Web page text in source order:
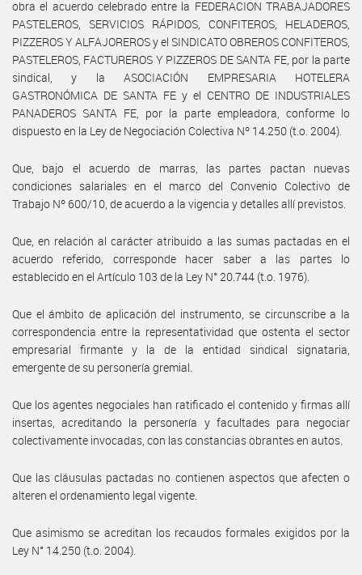
obra el acuerdo celebrado entre la FEDERACION TRABAJADORES
PASTELEROS, SERVICIOS RÁPIDOS, CONFITEROS, HELADEROS,
PIZZEROS Y ALFAJOREROS y el SINDICATO OBREROS CONFITEROS,
PASTELEROS, FACTUREROS Y PIZZEROS DE SANTA FE, por la parte
sindical, y la ASOCIACIÓN EMPRESARIA HOTELERA
GASTRONÓMICA DE SANTA FE y el CENTRO DE INDUSTRIALES
PANADEROS SANTA FE, por la parte empleadora, conforme lo
dispuesto en la Ley de Negociación Colectiva Nº 14.250 (t.o. 2004).
Que, bajo el acuerdo de marras, las partes pactan nuevas
condiciones salariales en el marco del Convenio Colectivo de
Trabajo Nº 600/10, de acuerdo a la vigencia y detalles allí previstos.
Que, en relación al carácter atribuido a las sumas pactadas en el
acuerdo referido, corresponde hacer saber a las partes lo
establecido en el Artículo 103 de la Ley N° 20.744 (t.o. 1976).
Que el ámbito de aplicación del instrumento, se circunscribe a la
correspondencia entre la representatividad que ostenta el sector
empresarial firmante y la de la entidad sindical signataria,
emergente de su personería gremial.
Que los agentes negociales han ratificado el contenido y firmas allí
insertas, acreditando la personería y facultades para negociar
colectivamente invocadas, con las constancias obrantes en autos.
Que las cláusulas pactadas no contienen aspectos que afecten o
alteren el ordenamiento legal vigente.
Que asimismo se acreditan los recaudos formales exigidos por la
Ley N° 14.250 (t.o. 2004).